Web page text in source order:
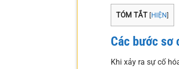
TÓM TẮT [HIỆN]
Các bước sơ
Khi xảy ra sự cố